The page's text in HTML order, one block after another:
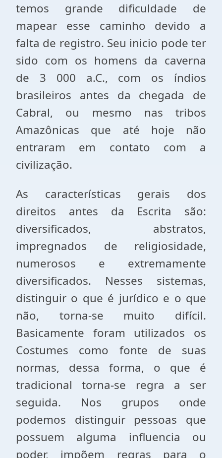
temos grande dificuldade de
mapear esse caminho devido a
falta de registro. Seu inicio pode ter
sido com os homens da caverna
de 3 000 a.C., com os índios
brasileiros antes da chegada de
Cabral, ou mesmo nas tribos
Amazônicas que até hoje não
entraram em contato com a
civilização.
As características gerais dos
direitos antes da Escrita são:
diversificados, abstratos,
impregnados de religiosidade,
numerosos e extremamente
diversificados. Nesses sistemas,
distinguir o que é jurídico e o que
não, torna-se muito difícil.
Basicamente foram utilizados os
Costumes como fonte de suas
normas, dessa forma, o que é
tradicional torna-se regra a ser
seguida. Nos grupos onde
podemos distinguir pessoas que
possuem alguma influencia ou
poder, impõem regras para o